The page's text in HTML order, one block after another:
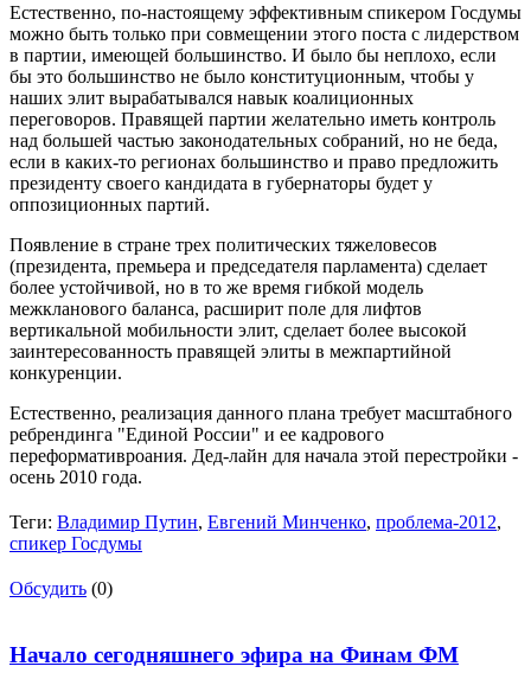
Естественно, по-настоящему эффективным спикером Госдумы
можно быть только при совмещении этого поста с лидерством
в партии, имеющей большинство. И было бы неплохо, если
бы это большинство не было конституционным, чтобы у
наших элит вырабатывался навык коалиционных
переговоров. Правящей партии желательно иметь контроль
над большей частью законодательных собраний, но не беда,
если в каких-то регионах большинство и право предложить
президенту своего кандидата в губернаторы будет у
оппозиционных партий.
Появление в стране трех политических тяжеловесов
(президента, премьера и председателя парламента) сделает
более устойчивой, но в то же время гибкой модель
межкланового баланса, расширит поле для лифтов
вертикальной мобильности элит, сделает более высокой
заинтересованность правящей элиты в межпартийной
конкуренции.
Естественно, реализация данного плана требует масштабного
ребрендинга "Единой России" и ее кадрового
переформативроания. Дед-лайн для начала этой перестройки -
осень 2010 года.
Теги: Владимир Путин, Евгений Минченко, проблема-2012,
спикер Госдумы
Обсудить (0)
Начало сегодняшнего эфира на Финам ФМ